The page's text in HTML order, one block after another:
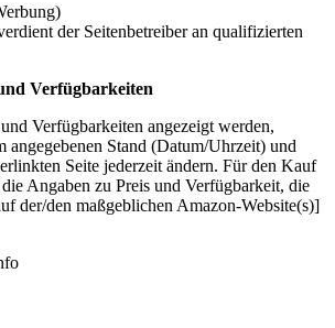
der Seitenbetreiber an qualifizierten
Verfügbarkeiten
Verfügbarkeiten angezeigt werden,
angegebenen Stand (Datum/Uhrzeit) und
Seite jederzeit ändern. Für den Kauf
Angaben zu Preis und Verfügbarkeit, die
der/den maßgeblichen Amazon-Website(s)]